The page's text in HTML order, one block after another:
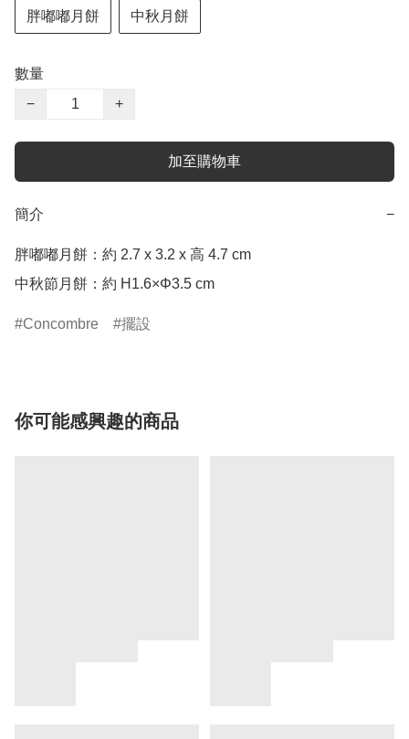
胖嘟嘟月餅 中秋月餅
數量
−
+
加至購物車
簡介 −
胖嘟嘟月餅：約 2.7 x 3.2 x 高 4.7 cm
中秋節月餅：約 H1.6×Φ3.5 cm
Concombre 擺設
你可能感興趣的商品